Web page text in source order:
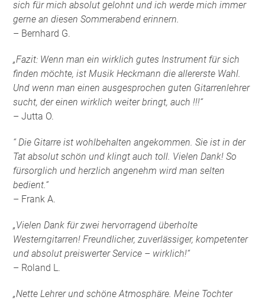
sich für mich absolut gelohnt und ich werde mich immer
gerne an diesen Sommerabend erinnern.
– Bernhard G.
„Fazit: Wenn man ein wirklich gutes Instrument für sich
finden möchte, ist Musik Heckmann die allererste Wahl.
Und wenn man einen ausgesprochen guten Gitarrenlehrer
sucht, der einen wirklich weiter bringt, auch !!!“
– Jutta O.
“ Die Gitarre ist wohlbehalten angekommen. Sie ist in der
Tat absolut schön und klingt auch toll. Vielen Dank! So
fürsorglich und herzlich angenehm wird man selten
bedient.“
– Frank A.
„Vielen Dank für zwei hervorragend überholte
Westerngitarren! Freundlicher, zuverlässiger, kompetenter
und absolut preiswerter Service – wirklich!“
– Roland L.
„Nette Lehrer und schöne Atmosphäre. Meine Tochter